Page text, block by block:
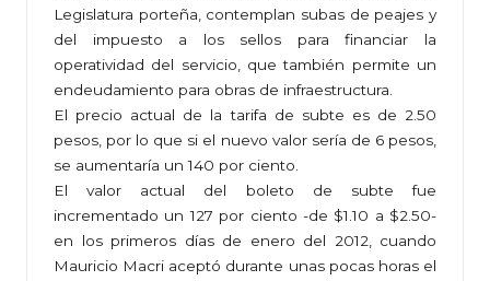
Legislatura porteña, contemplan subas de peajes y
del impuesto a los sellos para financiar la
operatividad del servicio, que también permite un
endeudamiento para obras de infraestructura.
El precio actual de la tarifa de subte es de 2.50
pesos, por lo que si el nuevo valor sería de 6 pesos,
se aumentaría un 140 por ciento.
El valor actual del boleto de subte fue
incrementado un 127 por ciento -de $1.10 a $2.50-
en los primeros días de enero del 2012, cuando
Mauricio Macri aceptó durante unas pocas horas el